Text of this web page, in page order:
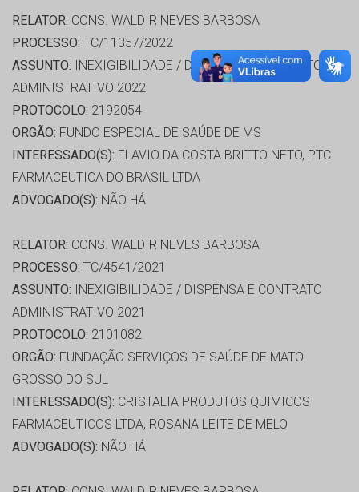
RELATOR: CONS. WALDIR NEVES BARBOSA
PROCESSO: TC/11357/2022
ASSUNTO: INEXIGIBILIDADE / DISPENSA E CONTRATO
ADMINISTRATIVO 2022
PROTOCOLO: 2192054
ORGÃO: FUNDO ESPECIAL DE SAÚDE DE MS
INTERESSADO(S): FLAVIO DA COSTA BRITTO NETO, PTC
FARMACEUTICA DO BRASIL LTDA
ADVOGADO(S): NÃO HÁ
RELATOR: CONS. WALDIR NEVES BARBOSA
PROCESSO: TC/4541/2021
ASSUNTO: INEXIGIBILIDADE / DISPENSA E CONTRATO
ADMINISTRATIVO 2021
PROTOCOLO: 2101082
ORGÃO: FUNDAÇÃO SERVIÇOS DE SAÚDE DE MATO
GROSSO DO SUL
INTERESSADO(S): CRISTALIA PRODUTOS QUIMICOS
FARMACEUTICOS LTDA, ROSANA LEITE DE MELO
ADVOGADO(S): NÃO HÁ